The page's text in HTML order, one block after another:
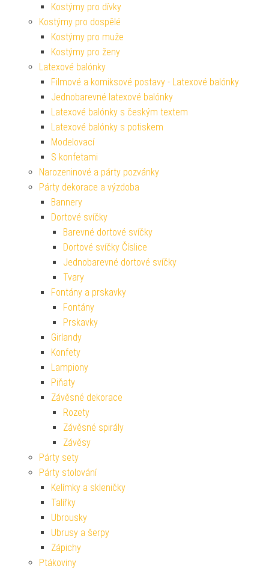
Kostýmy pro dívky
Kostýmy pro dospělé
Kostýmy pro muže
Kostýmy pro ženy
Latexové balónky
Filmové a komiksové postavy - Latexové balónky
Jednobarevné latexové balónky
Latexové balónky s českým textem
Latexové balónky s potiskem
Modelovací
S konfetami
Narozeninové a párty pozvánky
Párty dekorace a výzdoba
Bannery
Dortové svíčky
Barevné dortové svíčky
Dortové svíčky Číslice
Jednobarevné dortové svíčky
Tvary
Fontány a prskavky
Fontány
Prskavky
Girlandy
Konfety
Lampiony
Piňaty
Závěsné dekorace
Rozety
Závěsné spirály
Závěsy
Párty sety
Párty stolování
Kelímky a skleničky
Talířky
Ubrousky
Ubrusy a šerpy
Zápichy
Ptákoviny